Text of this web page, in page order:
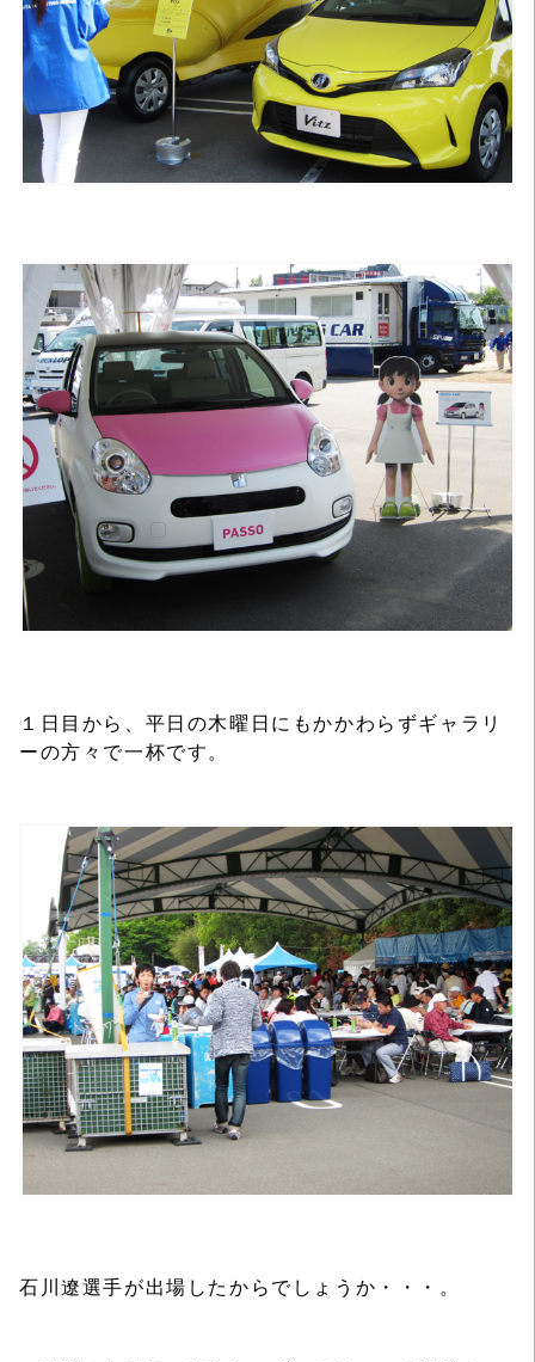
１日目から、平日の木曜日にもかかわらずギャラリ
ーの方々で一杯です。
石川遼選手が出場したからでしょうか・・・。